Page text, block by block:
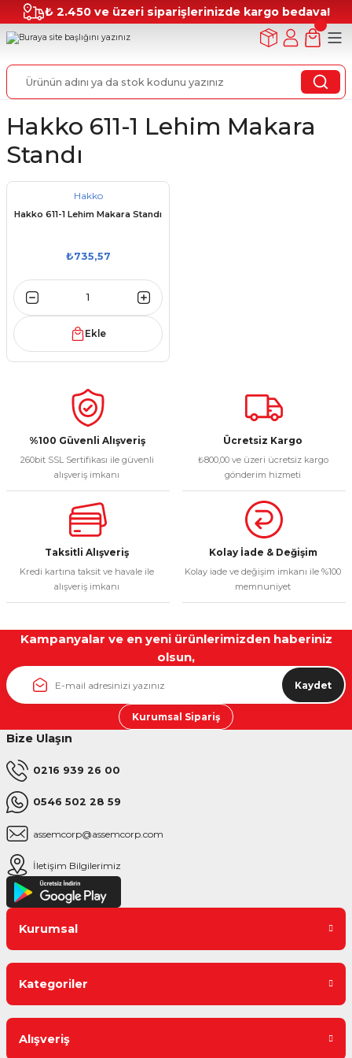
₺ 2.450 ve üzeri siparişlerinizde kargo bedava!
Hakko 611-1 Lehim Makara
Standı
Hakko
Hakko 611-1 Lehim Makara Standı
₺735,57
Ekle
%100 Güvenli Alışveriş
260bit SSL Sertifikası ile güvenli
alışveriş imkanı
Ücretsiz Kargo
₺800,00 ve üzeri ücretsiz kargo
gönderim hizmeti
Taksitli Alışveriş
Kredi kartına taksit ve havale ile
alışveriş imkanı
Kolay İade & Değişim
Kolay iade ve değişim imkanı ile %100
memnuniyet
Kampanyalar ve en yeni ürünlerimizden haberiniz
olsun,
Kaydet
Kurumsal Sipariş
Bize Ulaşın
0216 939 26 00
0546 502 28 59
assemcorp@assemcorp.com
İletişim Bilgilerimiz
Kurumsal
Kategoriler
Alışveriş